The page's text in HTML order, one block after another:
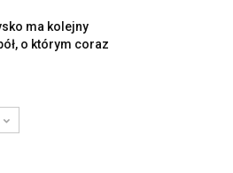
ma kolejny
o którym coraz